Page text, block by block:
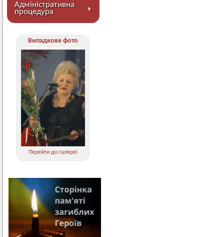
Адміністративна
процедура
Випадкове фото
Перейти до галереї